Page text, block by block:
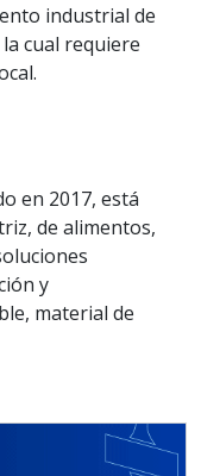
industrial de
cual requiere
en 2017, está
de alimentos,
y
material de